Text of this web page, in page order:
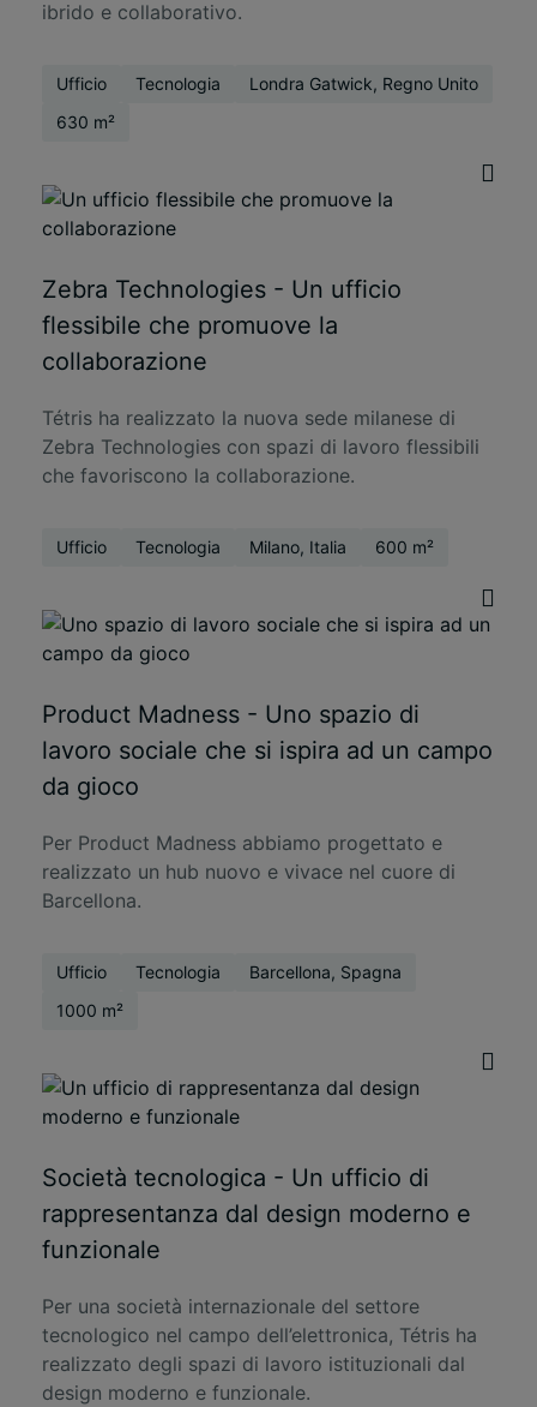
ibrido e collaborativo.
Ufficio Tecnologia
Londra Gatwick, Regno Unito
630 m²
Zebra Technologies - Un ufficio
flessibile che promuove la
collaborazione
Tétris ha realizzato la nuova sede milanese di
Zebra Technologies con spazi di lavoro flessibili
che favoriscono la collaborazione.
Ufficio Tecnologia Milano, Italia 600 m²
Product Madness - Uno spazio di
lavoro sociale che si ispira ad un campo
da gioco
Per Product Madness abbiamo progettato e
realizzato un hub nuovo e vivace nel cuore di
Barcellona.
Ufficio Tecnologia
Barcellona, Spagna
1000 m²
Società tecnologica - Un ufficio di
rappresentanza dal design moderno e
funzionale
Per una società internazionale del settore
tecnologico nel campo dell’elettronica, Tétris ha
realizzato degli spazi di lavoro istituzionali dal
design moderno e funzionale.